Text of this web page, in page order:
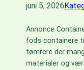
juni 5, 2026
Annonce
fods containere
tømrere der
materialer og